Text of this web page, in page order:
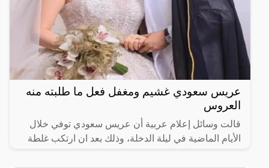
عريس سعودي غشيم ومغفل فعل ما طلبته منه
العروس
قالت وسائل إعلام عربية أن عريس سعودي توفي خلال
الأيام الماضية في ليلة الدخلة، وذلك بعد ان ارتكب غلطة